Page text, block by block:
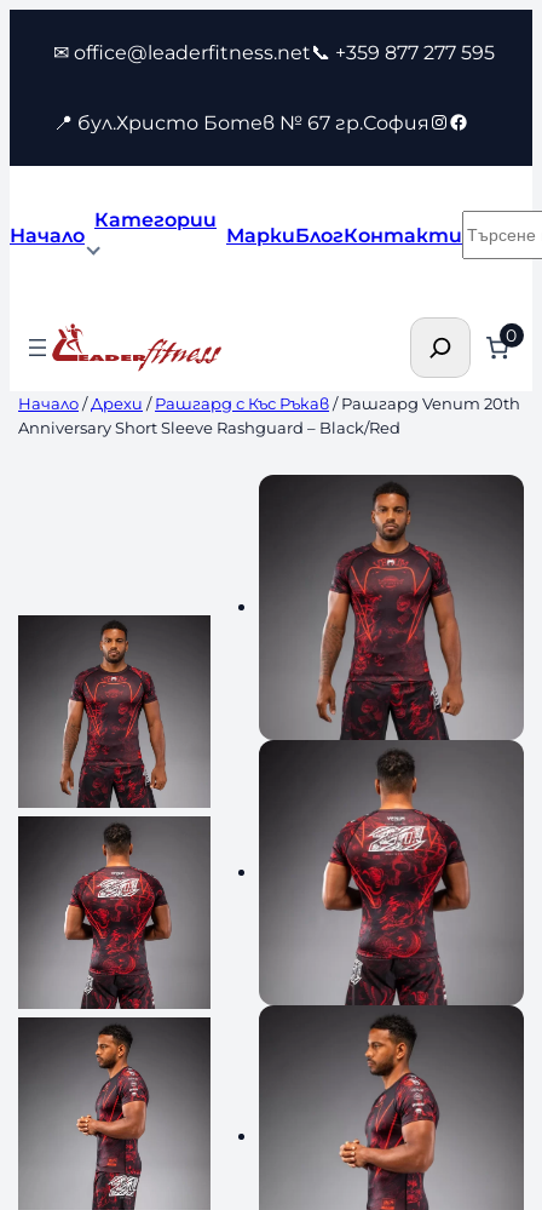
съдържанието
✉ office@leaderfitness.net📞 +359 877 277 595
📍 бул.Христо Ботев № 67 гр.София Instagram
Facebook
Начало
Категории
МаркиБлогКонтакти
Търсене 0
Начало/Дрехи /Рашгард с Къс Ръкав/ Рашгард Venum 20th
Anniversary Short Sleeve Rashguard – Black/Red